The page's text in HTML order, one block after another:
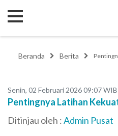
Beranda Berita
Senin, 02 Februari 2026 09:07 WIB
Pentingnya Latihan
Ditinjau oleh :Admin Pusat